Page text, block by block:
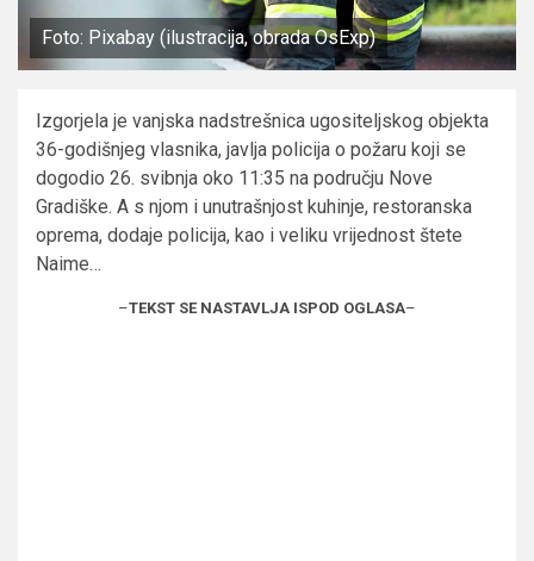
Foto: Pixabay (ilustracija, obrada OsExp)
Izgorjela je vanjska nadstrešnica ugositeljskog objekta
36-godišnjeg vlasnika, javlja policija o požaru koji se
dogodio 26. svibnja oko 11:35 na području Nove
Gradiške. A s njom i unutrašnjost kuhinje, restoranska
oprema, dodaje policija, kao i veliku vrijednost štete
Naime…
–TEKST SE NASTAVLJA ISPOD OGLASA–